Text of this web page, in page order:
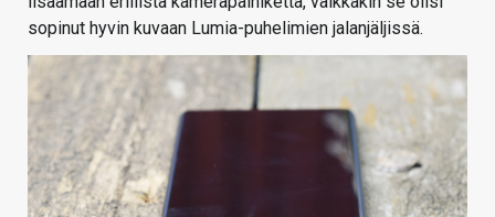
sopinut hyvin kuvaan Lumia-puhelimien jalanjäljissä.